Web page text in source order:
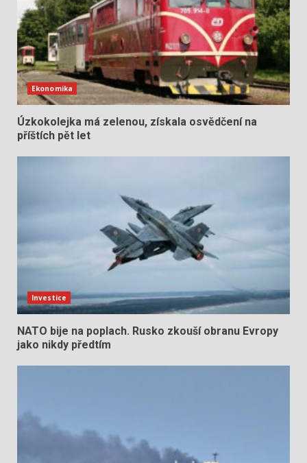
Ekonomika
Úzkokolejka má zelenou, získala osvědčení na
příštích pět let
Investice
NATO bije na poplach. Rusko zkouší obranu Evropy
jako nikdy předtím